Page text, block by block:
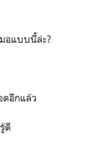
อแบบนี้ล่ะ?
ดอีกแล้ว
ดี